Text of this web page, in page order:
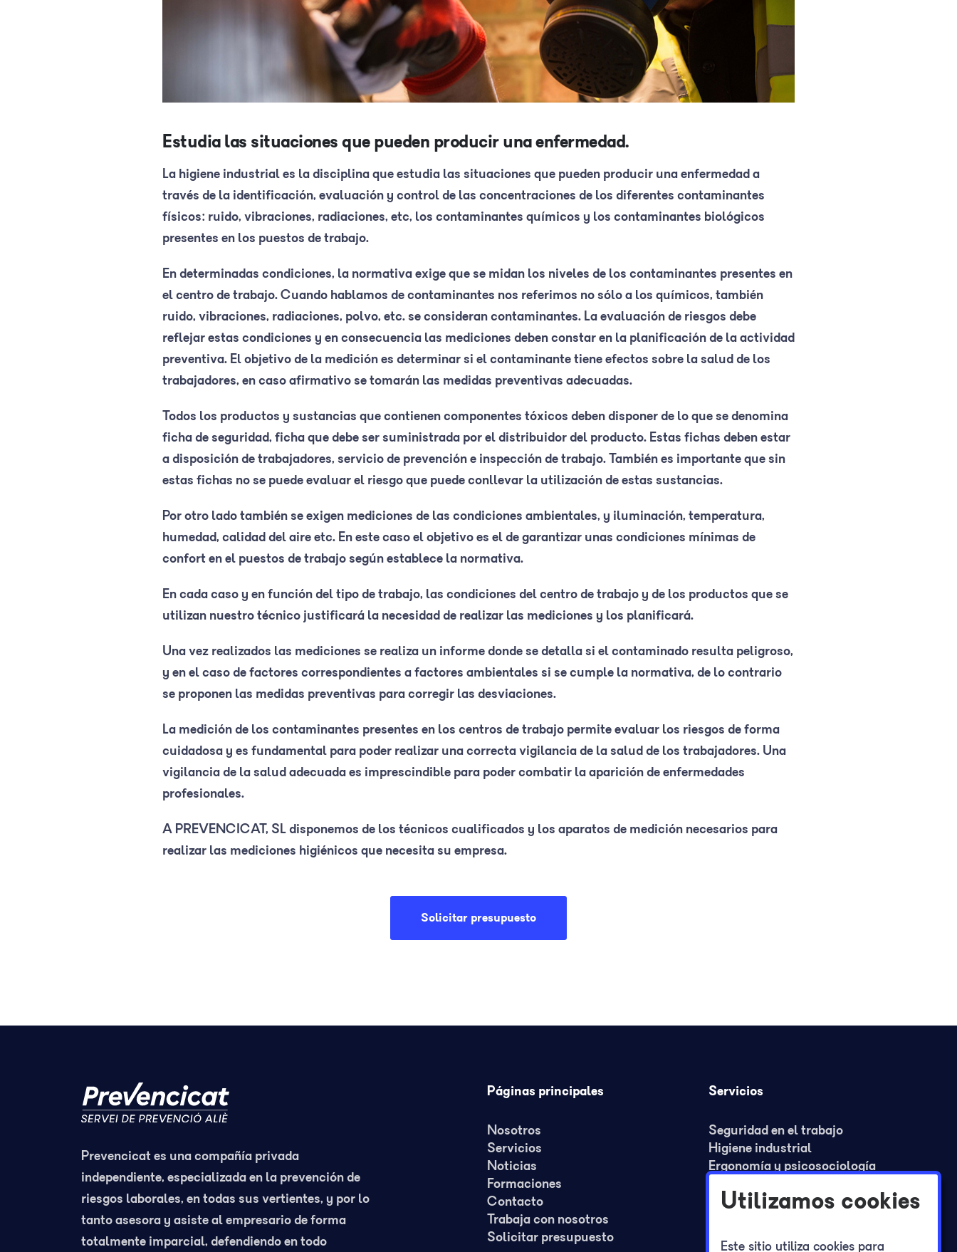
Estudia las situaciones que pueden producir una enfermedad.
La higiene industrial es la disciplina que estudia las situaciones que pueden producir una enfermedad a
través de la identificación, evaluación y control de las concentraciones de los diferentes contaminantes
físicos: ruido, vibraciones, radiaciones, etc, los contaminantes químicos y los contaminantes biológicos
presentes en los puestos de trabajo.
En determinadas condiciones, la normativa exige que se midan los niveles de los contaminantes presentes en
el centro de trabajo. Cuando hablamos de contaminantes nos referimos no sólo a los químicos, también
ruido, vibraciones, radiaciones, polvo, etc. se consideran contaminantes. La evaluación de riesgos debe
reflejar estas condiciones y en consecuencia las mediciones deben constar en la planificación de la actividad
preventiva. El objetivo de la medición es determinar si el contaminante tiene efectos sobre la salud de los
trabajadores, en caso afirmativo se tomarán las medidas preventivas adecuadas.
Todos los productos y sustancias que contienen componentes tóxicos deben disponer de lo que se denomina
ficha de seguridad, ficha que debe ser suministrada por el distribuidor del producto. Estas fichas deben estar
a disposición de trabajadores, servicio de prevención e inspección de trabajo. También es importante que sin
estas fichas no se puede evaluar el riesgo que puede conllevar la utilización de estas sustancias.
Por otro lado también se exigen mediciones de las condiciones ambientales, y iluminación, temperatura,
humedad, calidad del aire etc. En este caso el objetivo es el de garantizar unas condiciones mínimas de
confort en el puestos de trabajo según establece la normativa.
En cada caso y en función del tipo de trabajo, las condiciones del centro de trabajo y de los productos que se
utilizan nuestro técnico justificará la necesidad de realizar las mediciones y los planificará.
Una vez realizados las mediciones se realiza un informe donde se detalla si el contaminado resulta peligroso,
y en el caso de factores correspondientes a factores ambientales si se cumple la normativa, de lo contrario
se proponen las medidas preventivas para corregir las desviaciones.
La medición de los contaminantes presentes en los centros de trabajo permite evaluar los riesgos de forma
cuidadosa y es fundamental para poder realizar una correcta vigilancia de la salud de los trabajadores. Una
vigilancia de la salud adecuada es imprescindible para poder combatir la aparición de enfermedades
profesionales.
A PREVENCICAT, SL disponemos de los técnicos cualificados y los aparatos de medición necesarios para
realizar las mediciones higiénicos que necesita su empresa.
Solicitar presupuesto
Prevencicat es una compañía privada
independiente, especializada en la prevención de
riesgos laborales, en todas sus vertientes, y por lo
tanto asesora y asiste al empresario de forma
totalmente imparcial, defendiendo en todo
Páginas principales
Nosotros
Servicios
Noticias
Formaciones
Contacto
Trabaja con nosotros
Solicitar presupuesto
Servicios
Seguridad en el trabajo
Higiene industrial
Ergonomía y psicosociología
Formación
Planes de autoprotección
Utilizamos cookies
Este sitio utiliza cookies para